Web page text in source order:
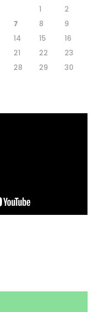
1
2
7 8
9
14 15
16
21 22
23
28 29
30